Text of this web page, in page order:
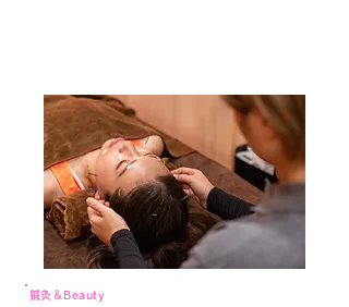
​鍼灸＆Beauty